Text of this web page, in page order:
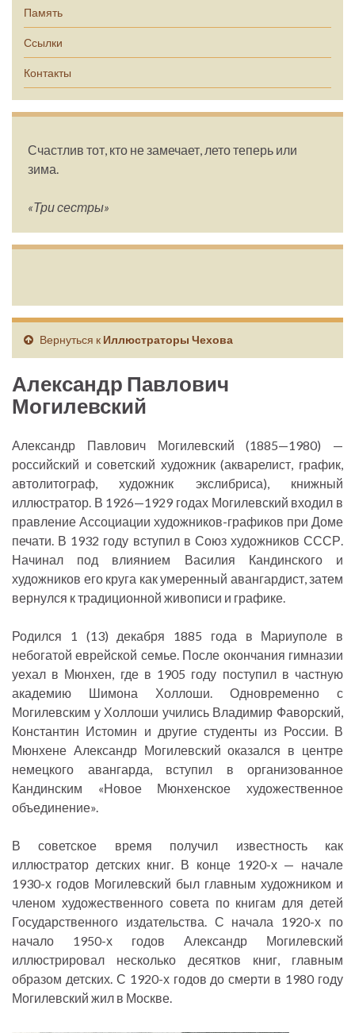
Память
Ссылки
Контакты
Счастлив тот, кто не замечает, лето теперь или
зима.
«Три сестры»
Вернуться к Иллюстраторы Чехова
Александр Павлович
Могилевский
Александр Павлович Могилевский (1885—1980) —
российский и советский художник (акварелист, график,
автолитограф, художник экслибриса), книжный
иллюстратор. В 1926—1929 годах Могилевский входил в
правление Ассоциации художников-графиков при Доме
печати. В 1932 году вступил в Союз художников СССР.
Начинал под влиянием Василия Кандинского и
художников его круга как умеренный авангардист, затем
вернулся к традиционной живописи и графике.
Родился 1 (13) декабря 1885 года в Мариуполе в
небогатой еврейской семье. После окончания гимназии
уехал в Мюнхен, где в 1905 году поступил в частную
академию Шимона Холлоши. Одновременно с
Могилевским у Холлоши учились Владимир Фаворский,
Константин Истомин и другие студенты из России. В
Мюнхене Александр Могилевский оказался в центре
немецкого авангарда, вступил в организованное
Кандинским «Новое Мюнхенское художественное
объединение».
В советское время получил известность как
иллюстратор детских книг. В конце 1920-х — начале
1930-х годов Могилевский был главным художником и
членом художественного совета по книгам для детей
Государственного издательства. С начала 1920-х по
начало 1950-х годов Александр Могилевский
иллюстрировал несколько десятков книг, главным
образом детских. С 1920-х годов до смерти в 1980 году
Могилевский жил в Москве.